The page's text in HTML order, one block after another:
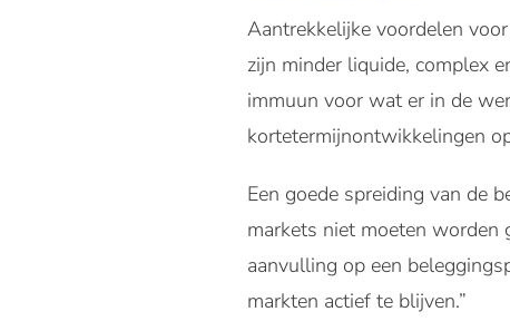
Aantrekkelijke voordelen
zijn minder liquide, complex
immuun voor wat er in de
kortetermijnontwikkelingen
Een goede spreiding van de
markets niet moeten worden
aanvulling op een
markten actief te blijven.”